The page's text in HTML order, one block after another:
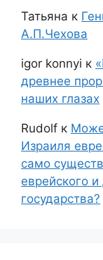
Татьяна к
А.П.Чехова
igor konnyi к
древнее
наших глазах
Rudolf к
Израиля
само
еврейского
государства?